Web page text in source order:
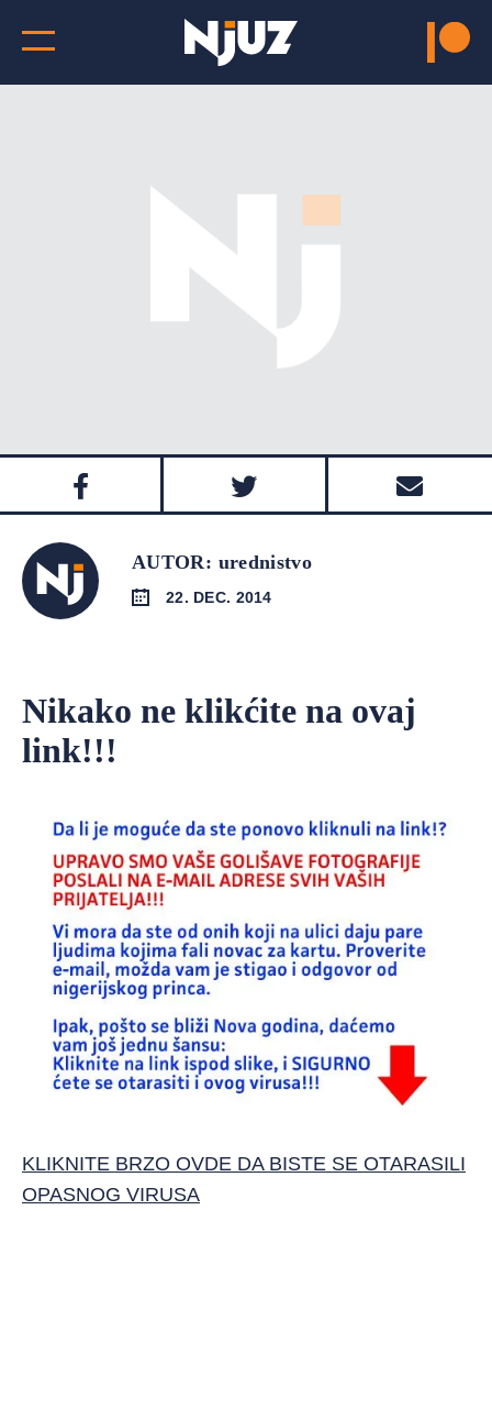
AUTOR: urednistvo
22. DEC. 2014
Nikako ne klikćite na ovaj
link!!!
KLIKNITE BRZO OVDE DA BISTE SE OTARASILI
OPASNOG VIRUSA